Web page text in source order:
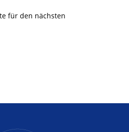
für den nächsten